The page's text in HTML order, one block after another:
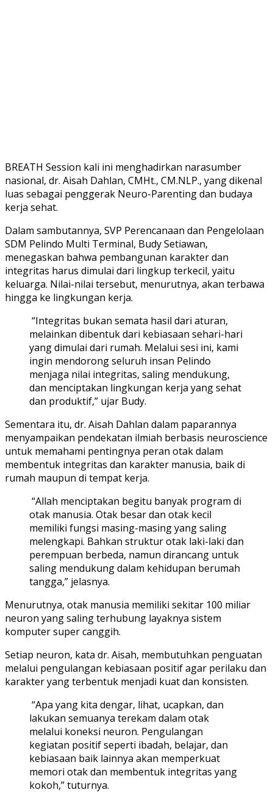
BREATH Session kali ini menghadirkan narasumber
nasional, dr. Aisah Dahlan, CMHt., CM.NLP., yang dikenal
luas sebagai penggerak Neuro-Parenting dan budaya
kerja sehat.
Dalam sambutannya, SVP Perencanaan dan Pengelolaan
SDM Pelindo Multi Terminal, Budy Setiawan,
menegaskan bahwa pembangunan karakter dan
integritas harus dimulai dari lingkup terkecil, yaitu
keluarga. Nilai-nilai tersebut, menurutnya, akan terbawa
hingga ke lingkungan kerja.
“Integritas bukan semata hasil dari aturan,
melainkan dibentuk dari kebiasaan sehari-hari
yang dimulai dari rumah. Melalui sesi ini, kami
ingin mendorong seluruh insan Pelindo
menjaga nilai integritas, saling mendukung,
dan menciptakan lingkungan kerja yang sehat
dan produktif,” ujar Budy.
Sementara itu, dr. Aisah Dahlan dalam paparannya
menyampaikan pendekatan ilmiah berbasis neuroscience
untuk memahami pentingnya peran otak dalam
membentuk integritas dan karakter manusia, baik di
rumah maupun di tempat kerja.
“Allah menciptakan begitu banyak program di
otak manusia. Otak besar dan otak kecil
memiliki fungsi masing-masing yang saling
melengkapi. Bahkan struktur otak laki-laki dan
perempuan berbeda, namun dirancang untuk
saling mendukung dalam kehidupan berumah
tangga,” jelasnya.
Menurutnya, otak manusia memiliki sekitar 100 miliar
neuron yang saling terhubung layaknya sistem
komputer super canggih.
Setiap neuron, kata dr. Aisah, membutuhkan penguatan
melalui pengulangan kebiasaan positif agar perilaku dan
karakter yang terbentuk menjadi kuat dan konsisten.
“Apa yang kita dengar, lihat, ucapkan, dan
lakukan semuanya terekam dalam otak
melalui koneksi neuron. Pengulangan
kegiatan positif seperti ibadah, belajar, dan
kebiasaan baik lainnya akan memperkuat
memori otak dan membentuk integritas yang
kokoh,” tuturnya.